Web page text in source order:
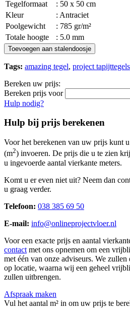
Tegelformaat
: 50 x 50 cm
Kleur
: Antraciet
Poolgewicht
: 785 gr/m²
Totale hoogte
: 5.0 mm
Toevoegen aan stalendoosje
Tags: amazing tegel, project tapijttegels
Bereken uw prijs:
Bereken prijs voor
Hulp nodig?
Hulp bij prijs berekenen
Voor het berekenen van uw prijs kunt
(m2) invoeren. De prijs die u te zien
u ingevoerde aantal vierkante meters.
Komt u er even niet uit? Neem dan
u graag verder.
Telefoon: 038 385 69 50
E-mail: info@onlineprojectvloer.nl
Voor een exacte prijs en aantal
contact met ons opnemen om een
met één van onze adviseurs. We
op locatie, waarna wij een geheel
zullen uitbrengen.
Afspraak maken
Vul het aantal m² in om uw prijs te